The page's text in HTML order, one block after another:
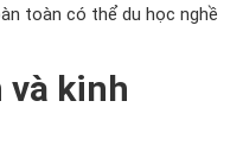
toàn có thể du học nghề
và kinh